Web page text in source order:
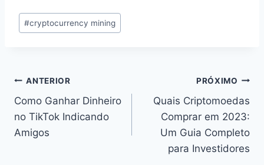
Tags
do
#cryptocurrency mining
Navegação
de
Post
ANTERIOR
Como Ganhar Dinheiro
no TikTok Indicando
Amigos
PRÓXIMO
Quais Criptomoedas
Comprar em 2023:
Um Guia Completo
para Investidores